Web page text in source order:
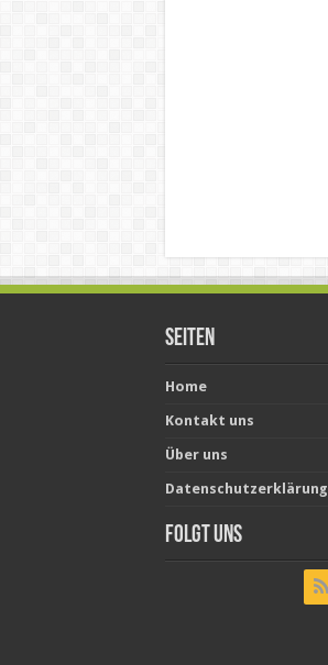
Seiten
Home
Kontakt uns
Über uns
Datenschutzerklärung
Folgt uns